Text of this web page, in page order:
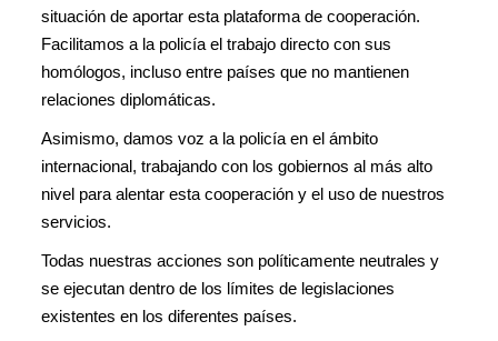
situación de aportar esta plataforma de cooperación.
Facilitamos a la policía el trabajo directo con sus
homólogos, incluso entre países que no mantienen
relaciones diplomáticas.
Asimismo, damos voz a la policía en el ámbito
internacional, trabajando con los gobiernos al más alto
nivel para alentar esta cooperación y el uso de nuestros
servicios.
Todas nuestras acciones son políticamente neutrales y
se ejecutan dentro de los límites de legislaciones
existentes en los diferentes países.